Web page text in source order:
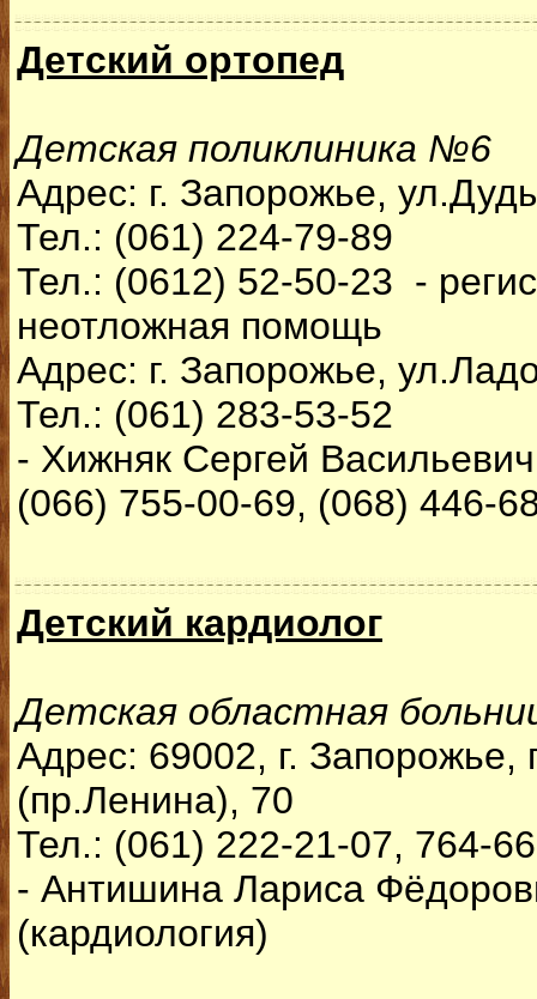
Детский ортопед
Детская поликлиника №6
Адрес: г. Запорожье,
Тел.: (061) 224-79-89
Тел.: (0612) 52-50-23 -
неотложная помощь
Адрес: г. Запорожье,
Тел.: (061) 283-53-52
- Хижняк Сергей
(066) 755-00-69, (068) 446-
Детский кардиолог
Детская областная
Адрес: 69002, г.
(пр.Ленина), 70
Тел.: (061) 222-21-07, 764-
- Антишина Лариса
(кардиология)